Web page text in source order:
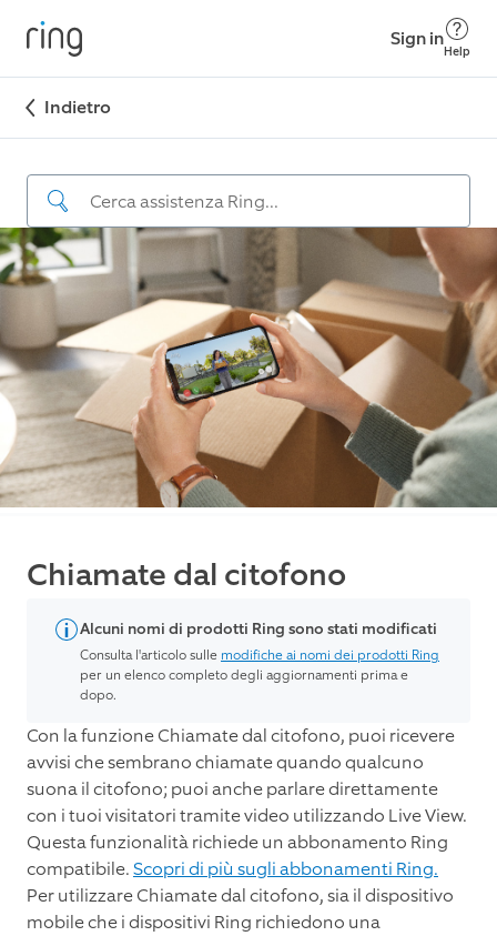
Sign in
Help
Indietro
Chiamate dal citofono
Alcuni nomi di prodotti Ring sono stati modificati
Consulta l'articolo sulle modifiche ai nomi dei prodotti Ring
per un elenco completo degli aggiornamenti prima e
dopo.
Con la funzione Chiamate dal citofono, puoi ricevere
avvisi che sembrano chiamate quando qualcuno
suona il citofono; puoi anche parlare direttamente
con i tuoi visitatori tramite video utilizzando Live View.
Questa funzionalità richiede un abbonamento Ring
compatibile.Scopri di più sugli abbonamenti Ring.
Per utilizzare Chiamate dal citofono, sia il dispositivo
mobile che i dispositivi Ring richiedono una